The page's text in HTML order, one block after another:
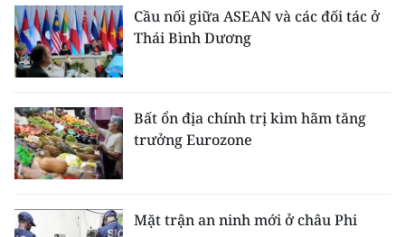
Cầu nối giữa ASEAN và các đối tác ở
Thái Bình Dương
Bất ổn địa chính trị kìm hãm tăng
trưởng Eurozone
Mặt trận an ninh mới ở châu Phi